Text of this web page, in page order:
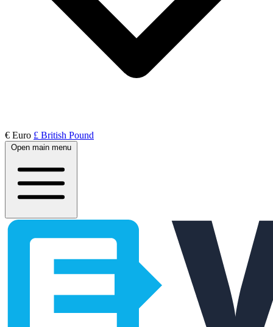
€ Euro £ British Pound
Open main menu